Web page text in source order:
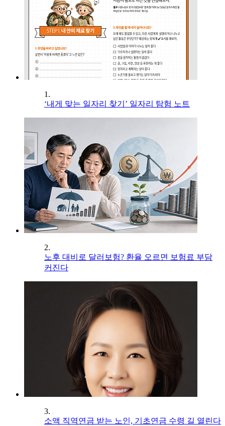
1.
‘내게 맞는 일자리 찾기’ 일자리 탐험 노트
2.
노후 대비로 달러보험? 환율 오르면 보험료 부담
커진다
3.
소액 직역연금 받는 노인, 기초연금 수령 길 열린다